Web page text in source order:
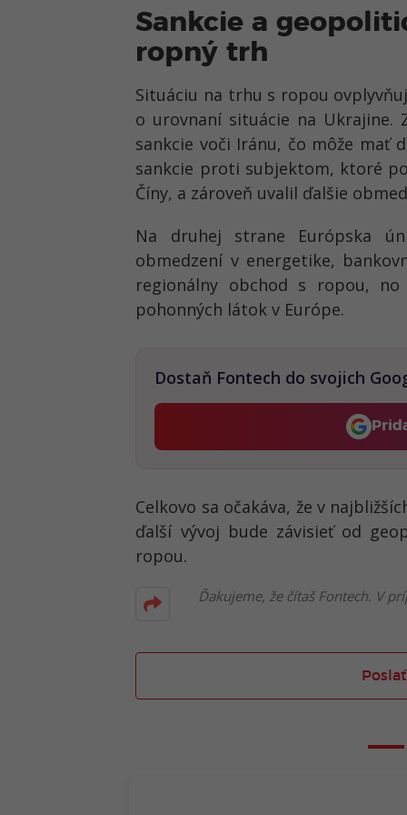
Sankcie a
ropný trh
Situáciu na trhu s ropou
o urovnaní situácie na Ukrajine.
sankcie voči Iránu, čo môže mať
sankcie proti subjektom, ktoré
Číny, a zároveň uvalil ďalšie
Na druhej strane Európska
obmedzení v energetike,
regionálny obchod s ropou, no
pohonných látok v Európe.
Dostaň Fontech do svojich
Celkovo sa očakáva, že v
ďalší vývoj bude závisieť od
ropou.
Ďakujeme, že čítaš Fontech. V